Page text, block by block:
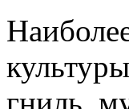
гниль,